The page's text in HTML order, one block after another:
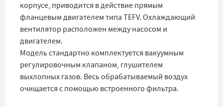
корпусе, приводится в действие прямым
фланцевым двигателем типа TEFV. Охлаждающий
вентилятор расположен между насосом и
двигателем.
Модель стандартно комплектуется вакуумным
регулировочным клапаном, глушителем
выхлопных газов. Весь обрабатываемый воздух
очищается с помощью встроенного фильтра.